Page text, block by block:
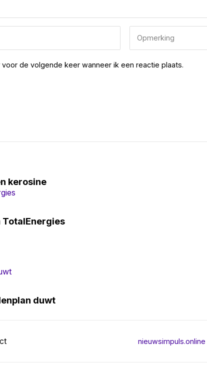
de volgende keer wanneer ik een reactie plaats.
kerosine
duwt
nieuwsimpuls.online